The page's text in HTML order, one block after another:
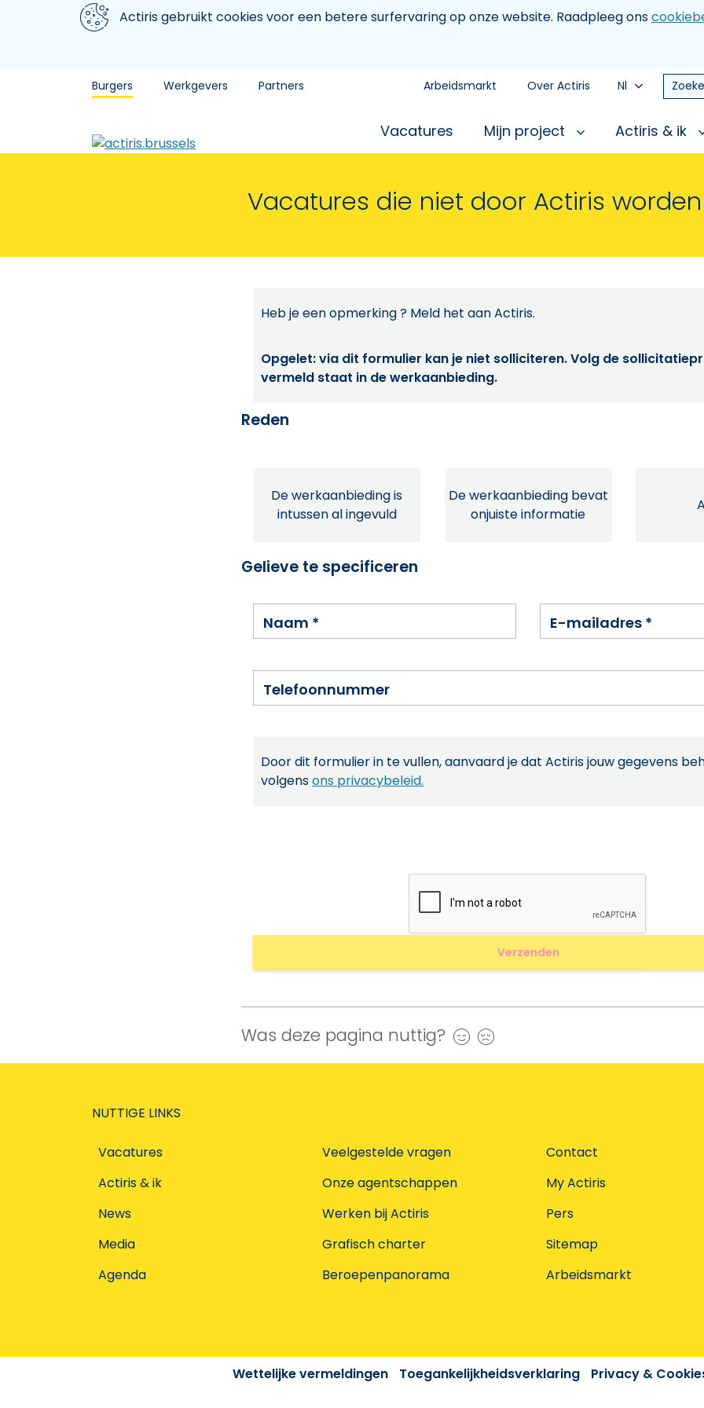
Aller au contenu principal
We gebruiken cookiesActiris gebruikt cookies voor een betere surfervaring op onze website. Raadpleeg ons
Burgers Werkgevers Partners Arbeidsmarkt Over Actiris Nl
Vacatures Mijn project Actiris & ik
Vacatures die niet door Actiris
Heb je een opmerking ? Meld het aan Actiris.
Opgelet: via dit formulier kan je niet solliciteren. Volg de
vermeld staat in de werkaanbieding.
Reden
De werkaanbieding is
intussen al ingevuld
De werkaanbieding bevat
onjuiste informatie
Gelieve te specificeren
Naam * E-mailadres *
Telefoonnummer
Door dit formulier in te vullen, aanvaard je dat Actiris jouw gegevens
volgensons privacybeleid.
Was deze pagina nuttig? Ja
NUTTIGE LINKS
Vacatures
Actiris & ik
News
Media
Agenda
Veelgestelde vragen
Onze agentschappen
Werken bij Actiris
Grafisch charter
Beroepenpanorama
Contact
My Actiris
Pers
Sitemap
Arbeidsmarkt
Wettelijke vermeldingen Toegankelijkheidsverklaring Privacy &